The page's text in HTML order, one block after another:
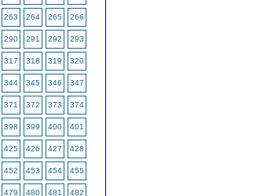
263 264 265 266
290 291 292 293
317 318 319 320
344 345 346 347
371 372 373 374
398 399 400 401
425 426 427 428
452 453 454 455
479 480 481 482